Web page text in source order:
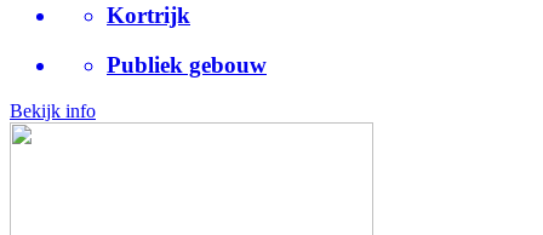
Kortrijk
Publiek gebouw
Bekijk info